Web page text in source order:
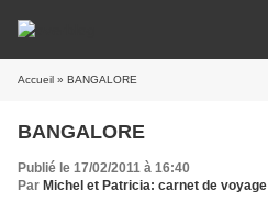
Accueil » BANGALORE
BANGALORE
Publié le 17/02/2011 à 16:40
Par Michel et Patricia: carnet de voyage